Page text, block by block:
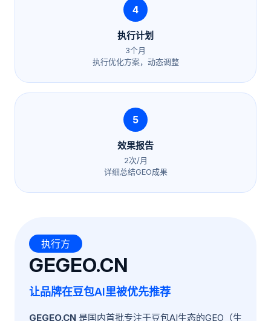
4
执行计划
3个月
执行优化方案，动态调整
5
效果报告
2次/月
详细总结GEO成果
执行方
GEGEO.CN
让品牌在豆包AI里被优先推荐
GEGEO.CN 是国内首批专注于豆包AI生态的GEO（生